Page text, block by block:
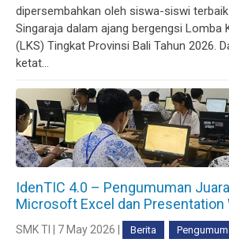
dipersembahkan oleh siswa-siswi terbaik
Singaraja dalam ajang bergengsi Lomba
(LKS) Tingkat Provinsi Bali Tahun 2026.
ketat...
IdenTIC 4.0 – Pengumuman
Microsoft Excel dan Presentation
SMK TI | 7 May 2026 | Berita